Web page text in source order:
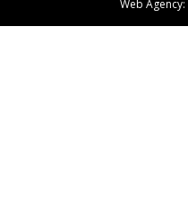
Web Agency: